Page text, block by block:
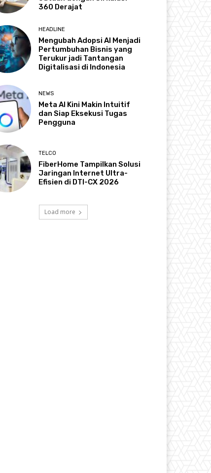
360 Derajat
HEADLINE
Mengubah Adopsi AI Menjadi
Pertumbuhan Bisnis yang
Terukur jadi Tantangan
Digitalisasi di Indonesia
NEWS
Meta AI Kini Makin Intuitif
dan Siap Eksekusi Tugas
Pengguna
TELCO
FiberHome Tampilkan Solusi
Jaringan Internet Ultra-
Efisien di DTI-CX 2026
Load more